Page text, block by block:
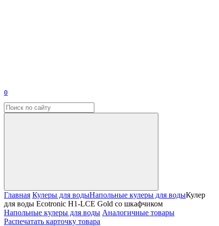
0
Главная Кулеры для водыНапольные кулеры для водыКулер
для воды Ecotronic H1-LCE Gold со шкафчиком
Напольные кулеры для воды Аналогичные товары
Распечатать карточку товара